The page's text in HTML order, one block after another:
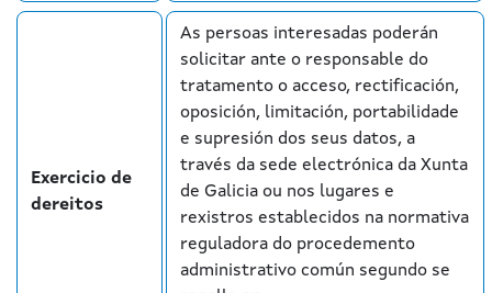
Exercicio de
dereitos
As persoas interesadas poderán
solicitar ante o responsable do
tratamento o acceso, rectificación,
oposición, limitación, portabilidade
e supresión dos seus datos, a
través da sede electrónica da Xunta
de Galicia ou nos lugares e
rexistros establecidos na normativa
reguladora do procedemento
administrativo común segundo se